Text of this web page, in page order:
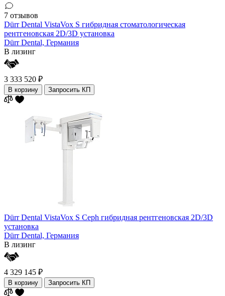
7 отзывов
Dürr Dental VistaVox S гибридная стоматологическая
рентгеновская 2D/3D установка
Dürr Dental, Германия
В лизинг
3 333 520 ₽
В корзину Запросить КП
Dürr Dental VistaVox S Ceph гибридная рентгеновская 2D/3D
установка
Dürr Dental, Германия
В лизинг
4 329 145 ₽
В корзину Запросить КП